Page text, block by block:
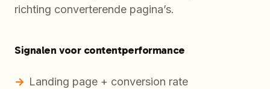
richting converterende pagina’s.
Signalen voor contentperformance
Landing page + conversion rate